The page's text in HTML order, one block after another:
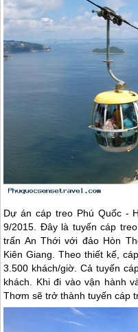
Dự án cáp treo Phú Quốc-
9/2015. Đây là tuyến cáp
trấn An Thới với đảo Hòn
Kiên Giang. Theo thiết kế,
3.500 khách/giờ. Cả tuyến
khách. Khi đi vào vận hành
Thơm sẽ trở thành tuyến cáp